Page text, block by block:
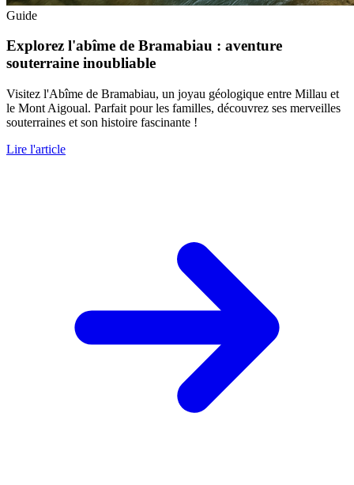
Guide
Explorez l'abîme de Bramabiau : aventure
souterraine inoubliable
Visitez l'Abîme de Bramabiau, un joyau géologique entre Millau et
le Mont Aigoual. Parfait pour les familles, découvrez ses merveilles
souterraines et son histoire fascinante !
Lire l'article